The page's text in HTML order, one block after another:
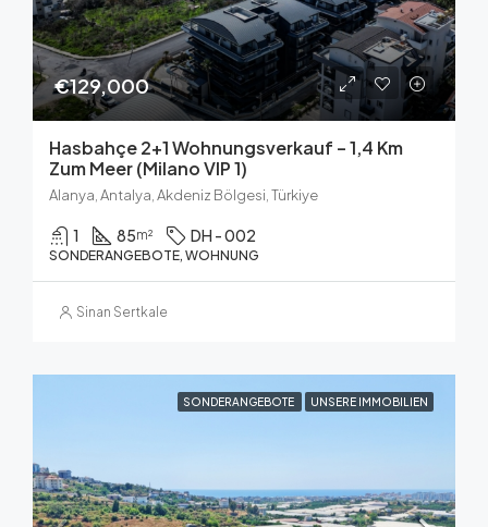
€129,000
Hasbahçe 2+1 Wohnungsverkauf – 1,4 Km
Zum Meer (Milano VIP 1)
Alanya, Antalya, Akdeniz Bölgesi, Türkiye
1 85m² DH - 002
SONDERANGEBOTE, WOHNUNG
Sinan Sertkale
SONDERANGEBOTE UNSERE IMMOBILIEN